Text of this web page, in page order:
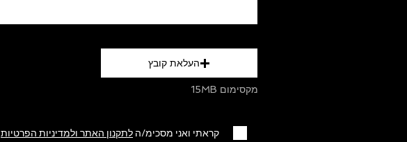
העלאת קובץ
15MB מקסימום
קראתי ואני מסכימ/ה לתקנון האתר ולמדיניות הפרטיות